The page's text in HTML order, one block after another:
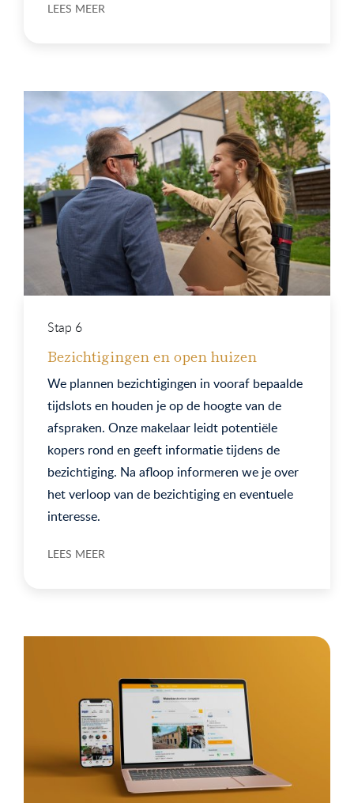
LEES MEER
Stap 6
Bezichtigingen en open huizen
We plannen bezichtigingen in vooraf bepaalde
tijdslots en houden je op de hoogte van de
afspraken. Onze makelaar leidt potentiële
kopers rond en geeft informatie tijdens de
bezichtiging. Na afloop informeren we je over
het verloop van de bezichtiging en eventuele
interesse.
LEES MEER